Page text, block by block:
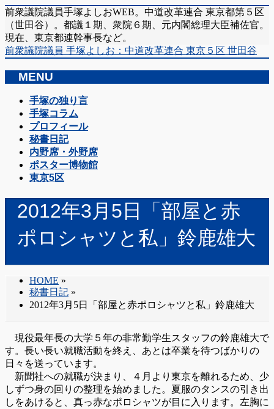
前衆議院議員手塚よしおWEB。中道改革連合 東京都第５区
（世田谷）。都議１期、衆院６期、元内閣総理大臣補佐官。
現在、東京都連幹事長など。
前衆議院議員 手塚よしお：中道改革連合 東京５区 世田谷
MENU
手塚の独り言
手塚コラム
プロフィール
秘書日記
内野席・外野席
ポスター博物館
東京5区
2012年3月5日「部屋と赤
ポロシャツと私」鈴鹿雄大
HOME »
秘書日記 »
2012年3月5日「部屋と赤ポロシャツと私」鈴鹿雄大
現役最年長の大学５年の非常勤学生スタッフの鈴鹿雄大で
す。長い長い就職活動を終え、あとは卒業を待つばかりの
日々を送っています。
新聞社への就職が決まり、４月より東京を離れるため、少
しずつ身の回りの整理を始めました。夏服のタンスの引き出
しをあけると、真っ赤なポロシャツが目に入ります。左胸に